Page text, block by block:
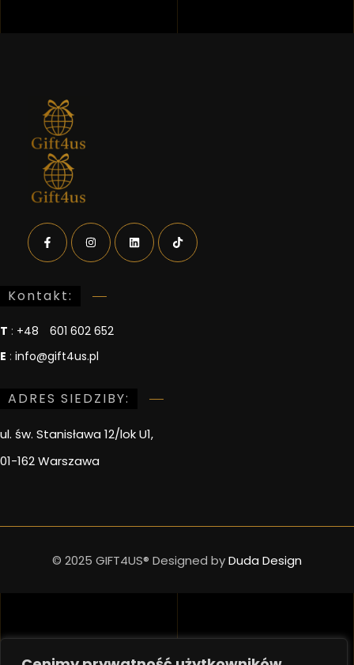
Kontakt:
T : +48
601 602 652
E : info@gift4us.pl
ADRES SIEDZIBY:
ul. św. Stanisława 12/lok U1,
01-162 Warszawa
© 2025 GIFT4US® Designed byDuda Design